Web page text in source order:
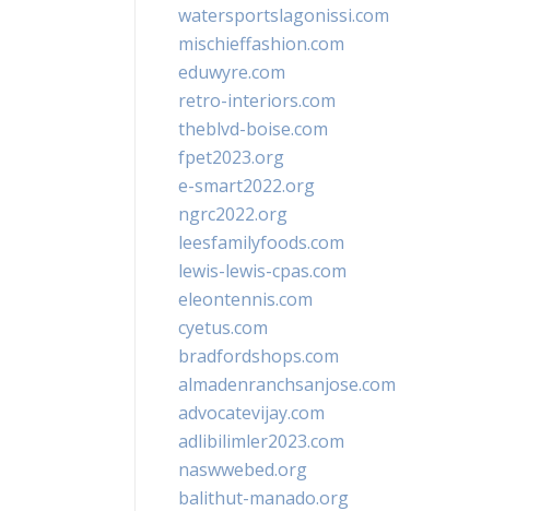
watersportslagonissi.com
mischieffashion.com
eduwyre.com
retro-interiors.com
theblvd-boise.com
fpet2023.org
e-smart2022.org
ngrc2022.org
leesfamilyfoods.com
lewis-lewis-cpas.com
eleontennis.com
cyetus.com
bradfordshops.com
almadenranchsanjose.com
advocatevijay.com
adlibilimler2023.com
naswwebed.org
balithut-manado.org